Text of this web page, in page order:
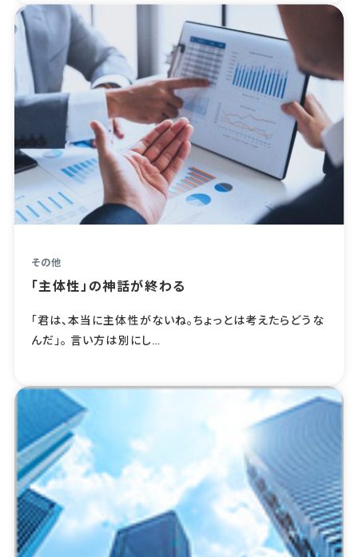
その他
「主体性」の神話が終わる
「君は、本当に主体性がないね。ちょっとは考えたらどうな
んだ」。 言い方は別にし…